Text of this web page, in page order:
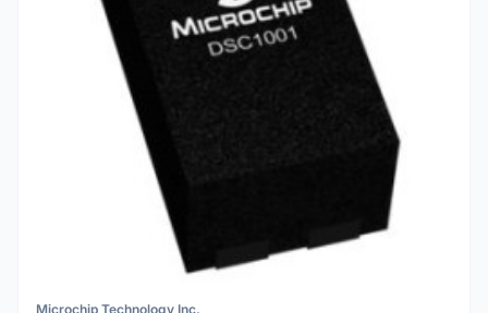
Microchip Technology Inc.